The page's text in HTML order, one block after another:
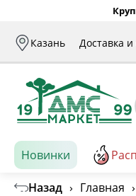
Казань Доставка и
Новинки
Назад › Главная ›